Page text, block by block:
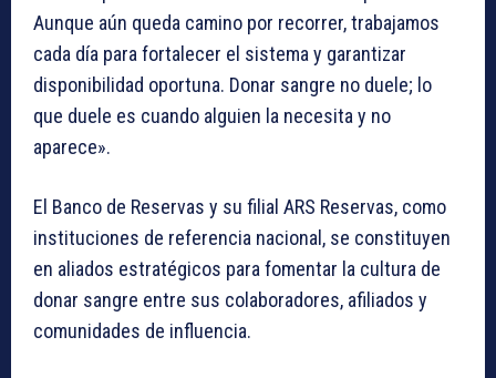
Aunque aún queda camino por recorrer, trabajamos
cada día para fortalecer el sistema y garantizar
disponibilidad oportuna. Donar sangre no duele; lo
que duele es cuando alguien la necesita y no
aparece».
El Banco de Reservas y su filial ARS Reservas, como
instituciones de referencia nacional, se constituyen
en aliados estratégicos para fomentar la cultura de
donar sangre entre sus colaboradores, afiliados y
comunidades de influencia.